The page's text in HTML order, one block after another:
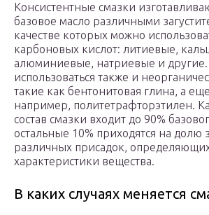
Консистентные смазки
базовое масло различными
качестве которых можно
карбоновых кислот: литиевые,
алюминиевые, натриевые и другие.
использоваться также и
такие как бентонитовая глина, а
например, политетрафторэтилен.
состав смазки входит до 90%
остальные 10% приходятся на долю
различных присадок,
характеристики вещества.
В каких случаях меняется